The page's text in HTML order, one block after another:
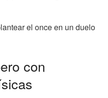
el once en un duelo
con